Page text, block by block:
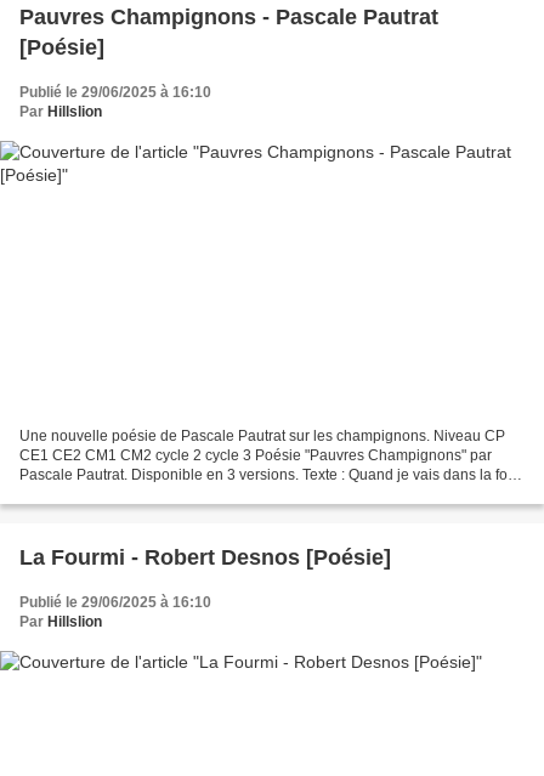
Pauvres Champignons - Pascale Pautrat
[Poésie]
Publié le 29/06/2025 à 16:10
Par Hillslion
Une nouvelle poésie de Pascale Pautrat sur les champignons. Niveau CP
CE1 CE2 CM1 CM2 cycle 2 cycle 3 Poésie "Pauvres Champignons" par
Pascale Pautrat. Disponible en 3 versions. Texte : Quand je vais dans la forêt
La Fourmi - Robert Desnos [Poésie]
Publié le 29/06/2025 à 16:10
Par Hillslion